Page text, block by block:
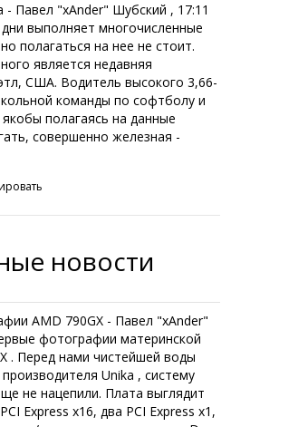
Павел "xAnder" Шубский , 17:11
выполняет многочисленные
полагаться на нее не стоит.
является недавняя
США. Водитель высокого 3,66-
команды по софтболу и
полагаясь на данные
совершенно железная -
новости
AMD 790GX - Павел "xAnder"
фотографии материнской
. Перед нами чистейшей воды
Unika , систему
не нацепили. Плата выглядит
Express x16, два PCI Express x1,